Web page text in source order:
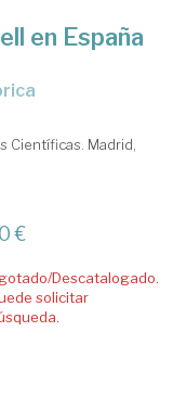
en España
Científicas. Madrid,
€
Descatalogado.
solicitar